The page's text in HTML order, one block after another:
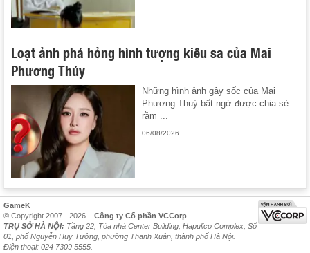
Loạt ảnh phá hỏng hình tượng kiêu sa của Mai
Phương Thúy
Những hình ảnh gây sốc của Mai
Phương Thuý bất ngờ được chia sẻ
rầm ...
06/08/2026
GameK
© Copyright 2007 - 2026 – Công ty Cổ phần VCCorp
TRỤ SỞ HÀ NỘI: Tầng 22, Tòa nhà Center Building, Hapulico Complex, Số
01, phố Nguyễn Huy Tưởng, phường Thanh Xuân, thành phố Hà Nội.
Điện thoại: 024 7309 5555.